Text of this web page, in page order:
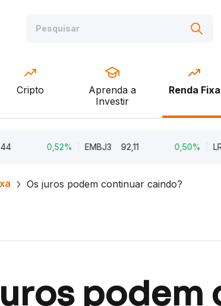
Cripto
Aprenda a
Investir
Renda Fixa
EMBJ3 92,11 LREN3
Os juros podem continuar caindo?
podem